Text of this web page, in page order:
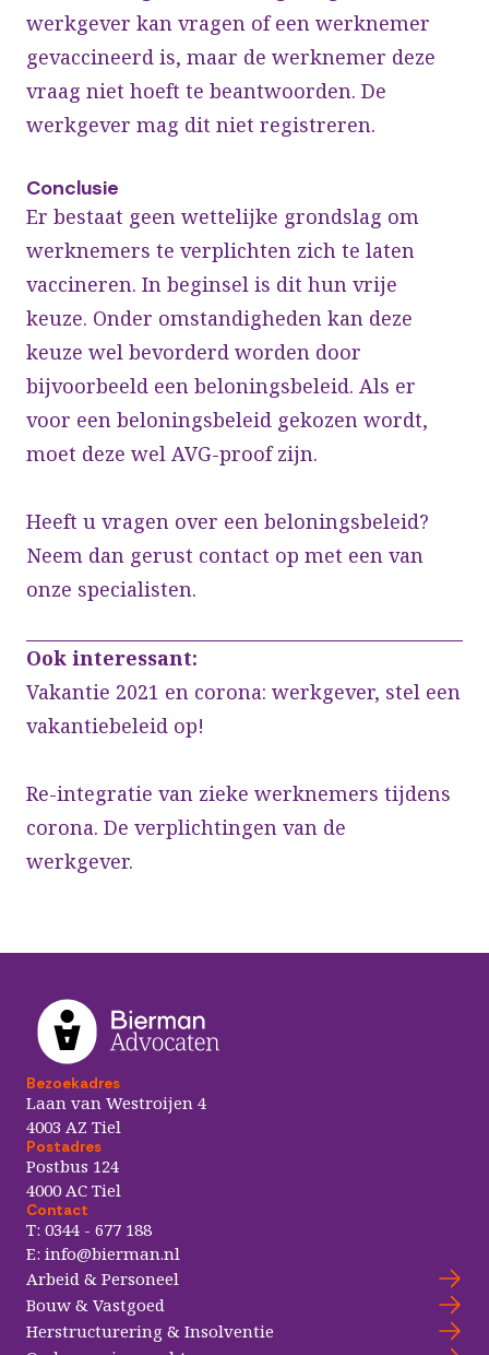
werkgever kan vragen of een werknemer
gevaccineerd is, maar de werknemer deze
vraag niet hoeft te beantwoorden. De
werkgever mag dit niet registreren.
Conclusie
Er bestaat geen wettelijke grondslag om
werknemers te verplichten zich te laten
vaccineren. In beginsel is dit hun vrije
keuze. Onder omstandigheden kan deze
keuze wel bevorderd worden door
bijvoorbeeld een beloningsbeleid. Als er
voor een beloningsbeleid gekozen wordt,
moet deze wel AVG-proof zijn.
Heeft u vragen over een beloningsbeleid?
Neem dan gerust contact op met een van
onze specialisten.
Ook interessant:
Vakantie 2021 en corona: werkgever, stel een
vakantiebeleid op!
Re-integratie van zieke werknemers tijdens
corona. De verplichtingen van de
werkgever.
Bezoekadres
Laan van Westroijen 4
4003 AZ Tiel
Postadres
Postbus 124
4000 AC Tiel
Contact
T: 0344 - 677 188
E: info@bierman.nl
Arbeid & Personeel
Bouw & Vastgoed
Herstructurering & Insolventie